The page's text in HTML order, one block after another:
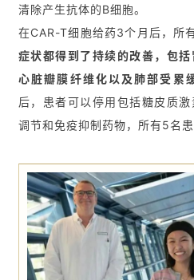
动
关
我
们
清除产生抗体的B细胞。
在CAR-T细胞给药3个月后，所
症状都得到了持续的改善，包括
心脏瓣膜纤维化以及肺部受累
后，患者可以停用包括糖皮质
调节和免疫抑制药物，所有5名